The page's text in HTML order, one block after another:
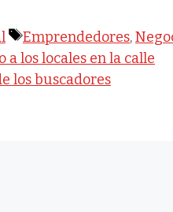
Etiquetas
Emprendedores,
los locales en la calle
los buscadores